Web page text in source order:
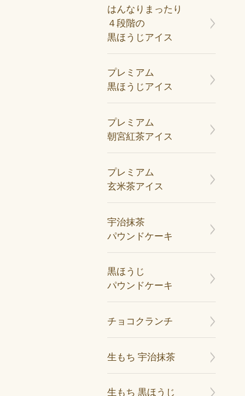
はんなりまったり
４段階の
黒ほうじアイス
プレミアム
黒ほうじアイス
プレミアム
朝宮紅茶アイス
プレミアム
玄米茶アイス
宇治抹茶
パウンドケーキ
黒ほうじ
パウンドケーキ
チョコクランチ
生もち 宇治抹茶
生もち 黒ほうじ